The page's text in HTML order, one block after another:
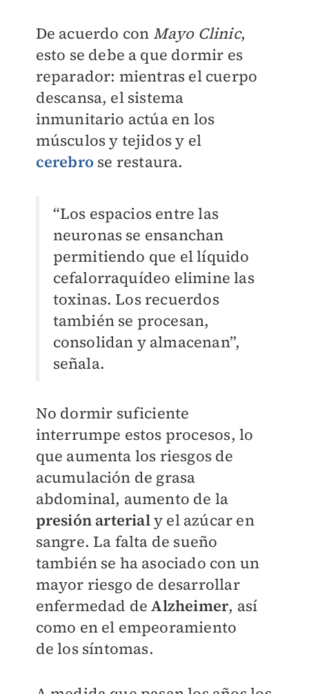
De acuerdo con Mayo Clinic,
esto se debe a que dormir es
reparador: mientras el cuerpo
descansa, el sistema
inmunitario actúa en los
músculos y tejidos y el
cerebro se restaura.
“Los espacios entre las
neuronas se ensanchan
permitiendo que el líquido
cefalorraquídeo elimine las
toxinas. Los recuerdos
también se procesan,
consolidan y almacenan”,
señala.
No dormir suficiente
interrumpe estos procesos, lo
que aumenta los riesgos de
acumulación de grasa
abdominal, aumento de la
presión arterialy el azúcar en
sangre. La falta de sueño
también se ha asociado con un
mayor riesgo de desarrollar
enfermedad deAlzheimer, así
como en el empeoramiento
de los síntomas.